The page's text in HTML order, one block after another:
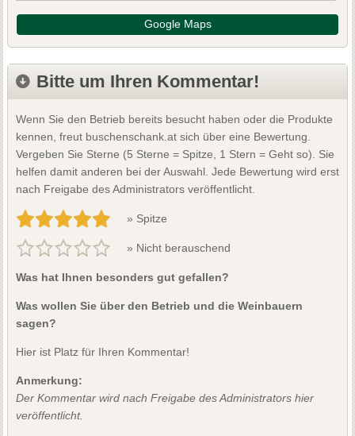
Google Maps
Bitte um Ihren Kommentar!
Wenn Sie den Betrieb bereits besucht haben oder die Produkte
kennen, freut buschenschank.at sich über eine Bewertung.
Vergeben Sie Sterne (5 Sterne = Spitze, 1 Stern = Geht so). Sie
helfen damit anderen bei der Auswahl. Jede Bewertung wird erst
nach Freigabe des Administrators veröffentlicht.
» Spitze
» Nicht berauschend
Was hat Ihnen besonders gut gefallen?
Was wollen Sie über den Betrieb und die Weinbauern
sagen?
Hier ist Platz für Ihren Kommentar!
Anmerkung:
Der Kommentar wird nach Freigabe des Administrators hier
veröffentlicht.